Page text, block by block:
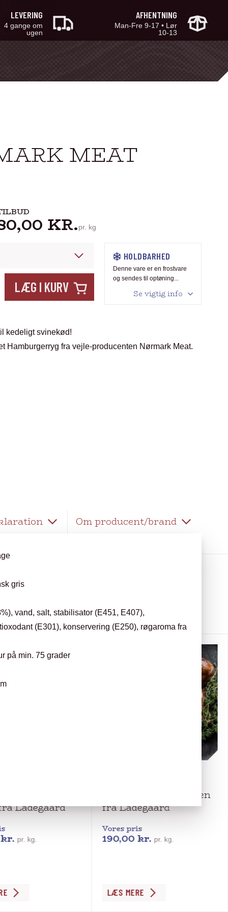
LEVERING
4 gange om
ugen
AFHENTNING
Man-Fre 9-17 • Lør
10-13
MEAT
KR.pr. kg
LÆG I KURV
HOLDBARHED
Denne vare er en frostvare
og sendes til optøning...
Se vigtig info
kedeligt svinekød!
Hamburgerryg fra vejle-producenten Nørmark Meat.
Om producent/brand
gris
vand, salt, stabilisator (E451, E407),
(E301), konservering (E250), røgaroma fra
på min. 75 grader
Ladegaard
kr. pr. kg.
Mørbrad. Duroc grisen
fra Ladegaard
Vores pris
190,00kr. pr. kg.
Dette
LÆS MERE